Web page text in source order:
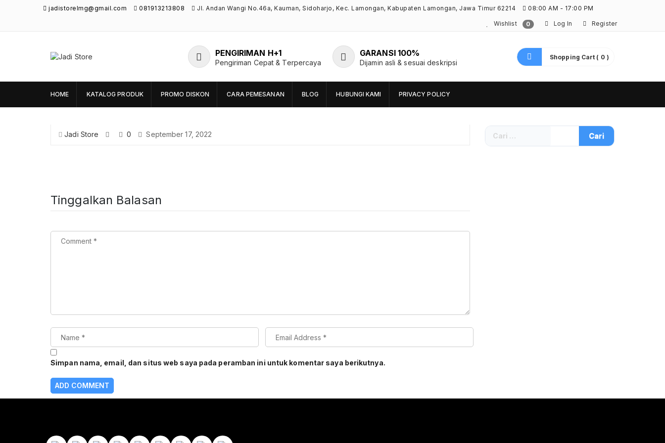
jadistorelmg@gmail.com 081913213808 Jl. Andan Wangi No.46a, Kauman, Sidoharjo, Kec. Lamongan, Kabupaten Lamongan, Jawa Timur 62214 08:00 AM - 17:00 PM
Wishlist 0 Log In Register
Unik di Lamongan
PENGIRIMAN H+1
Pengiriman Cepat & Terpercaya
GARANSI 100%
Dijamin asli & sesuai deskripsi
Shopping Cart ( 0 )
HOME KATALOG PRODUK PROMO DISKON CARA PEMESANAN BLOG HUBUNGI KAMI PRIVACY POLICY
Jadi Store 0 September 17, 2022
Tinggalkan Balasan
Simpan nama, email, dan situs web saya pada peramban ini untuk komentar saya berikutnya.
Cari
untuk: